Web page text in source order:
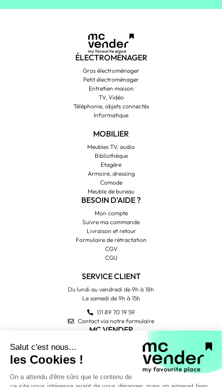
ÉLECTROMÉNAGER
Gros électroménager
Petit électroménager
Entretien maison
TV, Vidéo
Téléphonie, objets connectés
Informatique
MOBILIER
Meubles TV, audio
Bibliothèque
Etagère
Armoire, dressing
Comode
Meuble de bureau
BESOIN D'AIDE ?
Mon compte
Suivre ma commande
Livraison et retour
Formulaire de rétractation
CGV
CGU
SERVICE CLIENT
Du lundi au vendredi de 9h à 18h
Le samedi de 9h à 15h
01 89 70 19 59
Contact via notre formulaire
MC VENDER
PAIEMENT SÉCURISÉ